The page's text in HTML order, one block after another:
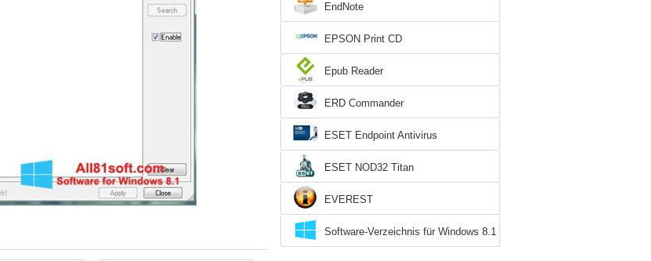
EndNote
EPSON Print CD
Epub Reader
ERD Commander
ESET Endpoint Antivirus
ESET NOD32 Titan
EVEREST
Software-Verzeichnis für Windows 8.1